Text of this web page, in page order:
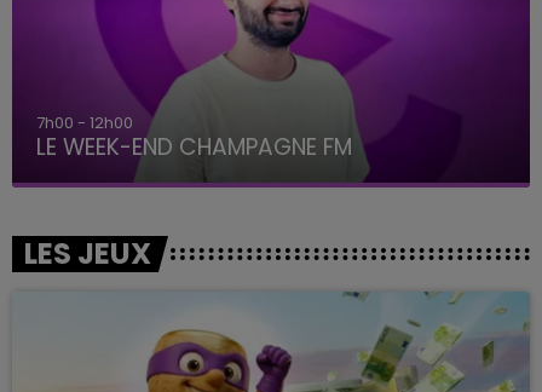
7h00 - 12h00
LE WEEK-END CHAMPAGNE FM
LES JEUX